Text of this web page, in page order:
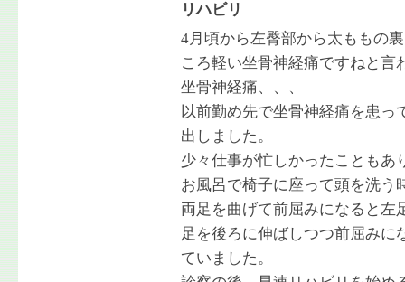
リハビリ
4月頃から左臀部から太ももの
ころ軽い坐骨神経痛ですねと言
坐骨神経痛、、、
以前勤め先で坐骨神経痛を患っ
出しました。
少々仕事が忙しかったこともあ
お風呂で椅子に座って頭を洗う
両足を曲げて前屈みになると左
足を後ろに伸ばしつつ前屈みに
ていました。